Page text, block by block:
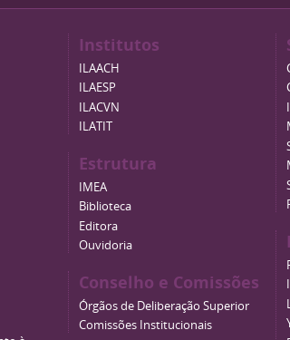
Institutos
ILAACH
ILAESP
ILACVN
ILATIT
Estrutura
IMEA
Biblioteca
Editora
Ouvidoria
Conselho e Comissões
Órgãos de Deliberação Superior
Comissões Institucionais